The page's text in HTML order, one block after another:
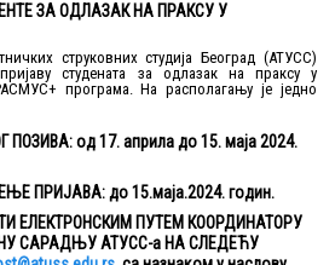
ЗА ОДЛАЗАК НА ПРАКСУ У
струковних студија Београд (АТУСС)
пријаву студената за одлазак на праксу у
програма. На располагању је једно
од 17. априла до 15. маја 2024.
ПРИЈАВА: до 15.маја.2024. годин.
ЕЛЕКТРОНСКИМ ПУТЕМ КООРДИНАТОРУ
САРАДЊУ АТУСС-а НА СЛЕДЕЋУ